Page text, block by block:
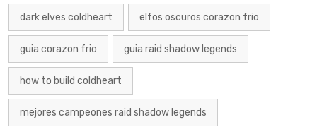
dark elves coldheart elfos oscuros corazon frio
guia corazon frio guia raid shadow legends
how to build coldheart
mejores campeones raid shadow legends